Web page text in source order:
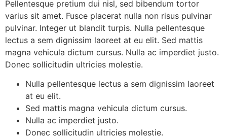
Pellentesque pretium dui nisl, sed bibendum tortor
varius sit amet. Fusce placerat nulla non risus pulvinar
pulvinar. Integer ut blandit turpis. Nulla pellentesque
lectus a sem dignissim laoreet at eu elit. Sed mattis
magna vehicula dictum cursus. Nulla ac imperdiet justo.
Donec sollicitudin ultricies molestie.
Nulla pellentesque lectus a sem dignissim laoreet
at eu elit.
Sed mattis magna vehicula dictum cursus.
Nulla ac imperdiet justo.
Donec sollicitudin ultricies molestie.